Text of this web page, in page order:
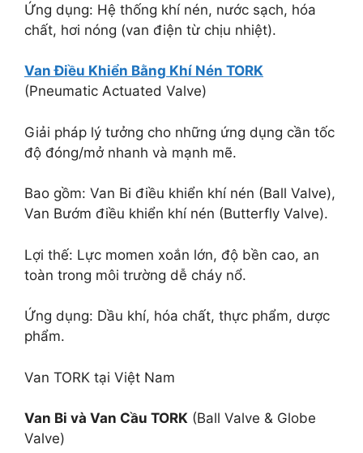
Ứng dụng: Hệ thống khí nén, nước sạch, hóa
chất, hơi nóng (van điện từ chịu nhiệt).
Van Điều Khiển Bằng Khí Nén TORK
(Pneumatic Actuated Valve)
Giải pháp lý tưởng cho những ứng dụng cần tốc
độ đóng/mở nhanh và mạnh mẽ.
Bao gồm: Van Bi điều khiển khí nén (Ball Valve),
Van Bướm điều khiển khí nén (Butterfly Valve).
Lợi thế: Lực momen xoắn lớn, độ bền cao, an
toàn trong môi trường dễ cháy nổ.
Ứng dụng: Dầu khí, hóa chất, thực phẩm, dược
phẩm.
Van TORK tại Việt Nam
Van Bi và Van Cầu TORK (Ball Valve & Globe
Valve)